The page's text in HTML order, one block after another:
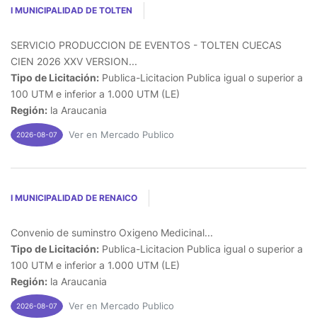
I MUNICIPALIDAD DE TOLTEN
SERVICIO PRODUCCION DE EVENTOS - TOLTEN CUECAS
CIEN 2026 XXV VERSION...
Tipo de Licitación: Publica-Licitacion Publica igual o superior a
100 UTM e inferior a 1.000 UTM (LE)
Región: la Araucania
2026-08-07 Ver en Mercado Publico
I MUNICIPALIDAD DE RENAICO
Convenio de suminstro Oxigeno Medicinal...
Tipo de Licitación: Publica-Licitacion Publica igual o superior a
100 UTM e inferior a 1.000 UTM (LE)
Región: la Araucania
2026-08-07 Ver en Mercado Publico